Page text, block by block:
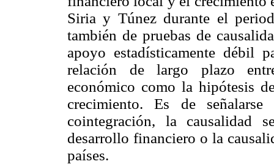
Siria y Túnez durante el
también de pruebas de
apoyo estadísticamente débil
relación de largo plazo
económico como la hipótesis
crecimiento. Es de
cointegración, la causalidad
desarrollo financiero o la
países.